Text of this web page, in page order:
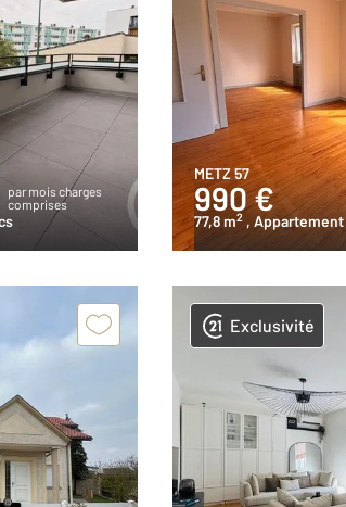
par mois charges
comprises
METZ 57
990 €
77,8 m2 , Appartement
Exclusivité